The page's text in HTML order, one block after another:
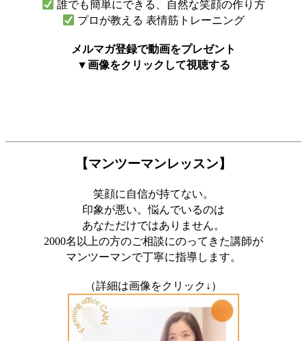
誰でも簡単にできる、自然な笑顔の作り方
プロが教える 表情筋トレーニング
メルマガ登録で動画をプレゼント
▼画像をクリックして視聴する
【マンツーマンレッスン】
笑顔に自信が持てない。
印象が悪い。悩んでいるのは
あなただけではありません。
2000名以上の方のご相談にのってきた講師が
マンツーマンで丁寧に指導します。
（詳細は画像をクリック↓）